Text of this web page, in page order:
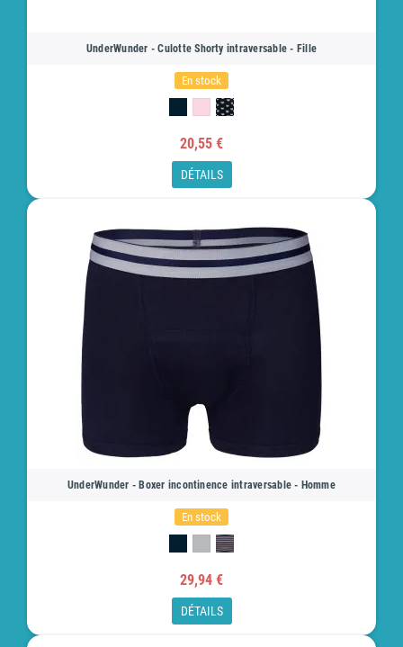
UnderWunder - Culotte Shorty intraversable - Fille
En stock
20,55 €
DÉTAILS
UnderWunder - Boxer incontinence intraversable - Homme
En stock
29,94 €
DÉTAILS